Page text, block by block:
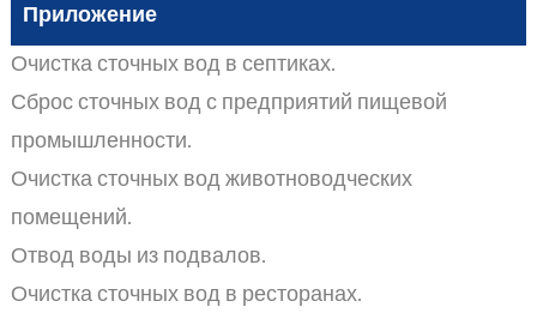
Приложение
Очистка сточных вод в септиках.
Сброс сточных вод с предприятий пищевой
промышленности.
Очистка сточных вод животноводческих
помещений.
Отвод воды из подвалов.
Очистка сточных вод в ресторанах.